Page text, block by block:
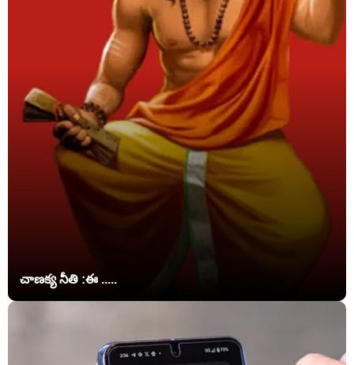
చాణక్య నీతి :ఈ .....